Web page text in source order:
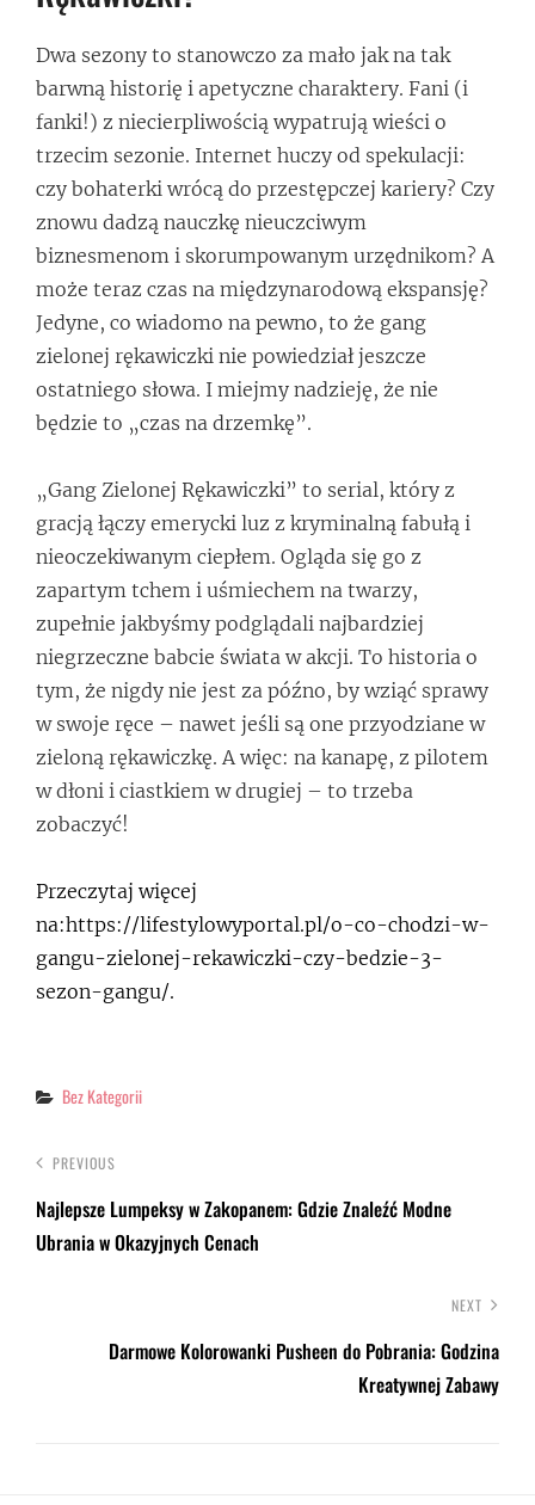
Dwa sezony to stanowczo za mało jak na tak
barwną historię i apetyczne charaktery. Fani (i
fanki!) z niecierpliwością wypatrują wieści o
trzecim sezonie. Internet huczy od spekulacji:
czy bohaterki wrócą do przestępczej kariery? Czy
znowu dadzą nauczkę nieuczciwym
biznesmenom i skorumpowanym urzędnikom? A
może teraz czas na międzynarodową ekspansję?
Jedyne, co wiadomo na pewno, to że gang
zielonej rękawiczki nie powiedział jeszcze
ostatniego słowa. I miejmy nadzieję, że nie
będzie to „czas na drzemkę”.
„Gang Zielonej Rękawiczki” to serial, który z
gracją łączy emerycki luz z kryminalną fabułą i
nieoczekiwanym ciepłem. Ogląda się go z
zapartym tchem i uśmiechem na twarzy,
zupełnie jakbyśmy podglądali najbardziej
niegrzeczne babcie świata w akcji. To historia o
tym, że nigdy nie jest za późno, by wziąć sprawy
w swoje ręce – nawet jeśli są one przyodziane w
zieloną rękawiczkę. A więc: na kanapę, z pilotem
w dłoni i ciastkiem w drugiej – to trzeba
zobaczyć!
Przeczytaj więcej
na:https://lifestylowyportal.pl/o-co-chodzi-w-
gangu-zielonej-rekawiczki-czy-bedzie-3-
sezon-gangu/.
Categories
Bez Kategorii
PREVIOUS
Najlepsze Lumpeksy w Zakopanem: Gdzie Znaleźć Modne
Ubrania w Okazyjnych Cenach
NEXT
Darmowe Kolorowanki Pusheen do Pobrania: Godzina
Kreatywnej Zabawy